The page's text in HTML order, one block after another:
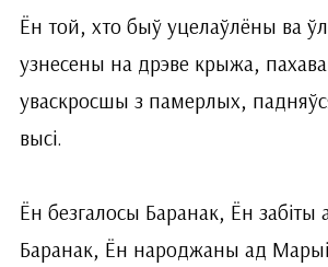
Ён той, хто быў уцелаўлёны ва
узнесены на дрэве крыжа,
уваскросшы з памерлых,
высі.
Ён безгалосы Баранак, Ён забіты
Баранак, Ён народжаны ад